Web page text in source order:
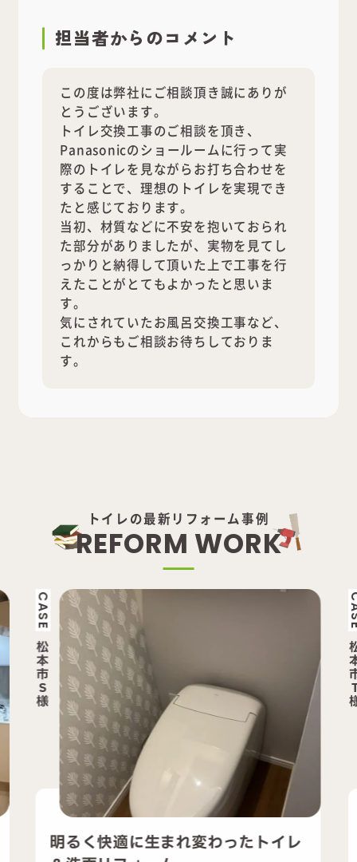
担当者からのコメント
この度は弊社にご相談頂き誠にありが
とうございます。
トイレ交換工事のご相談を頂き、
Panasonicのショールームに行って実
際のトイレを見ながらお打ち合わせを
することで、理想のトイレを実現でき
たと感じております。
当初、材質などに不安を抱いておられ
た部分がありましたが、実物を見てし
っかりと納得して頂いた上で工事を行
えたことがとてもよかったと思いま
す。
気にされていたお風呂交換工事など、
これからもご相談お待ちしておりま
す。
トイレの最新リフォーム事例
REFORM WORK
に生まれ変わったトイレ
T
様
たった1日で